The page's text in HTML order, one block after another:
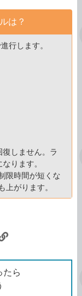
は？
行します。
しません。ラ
ります。
限時間が短くな
上がります。
ク
を
コ
たら